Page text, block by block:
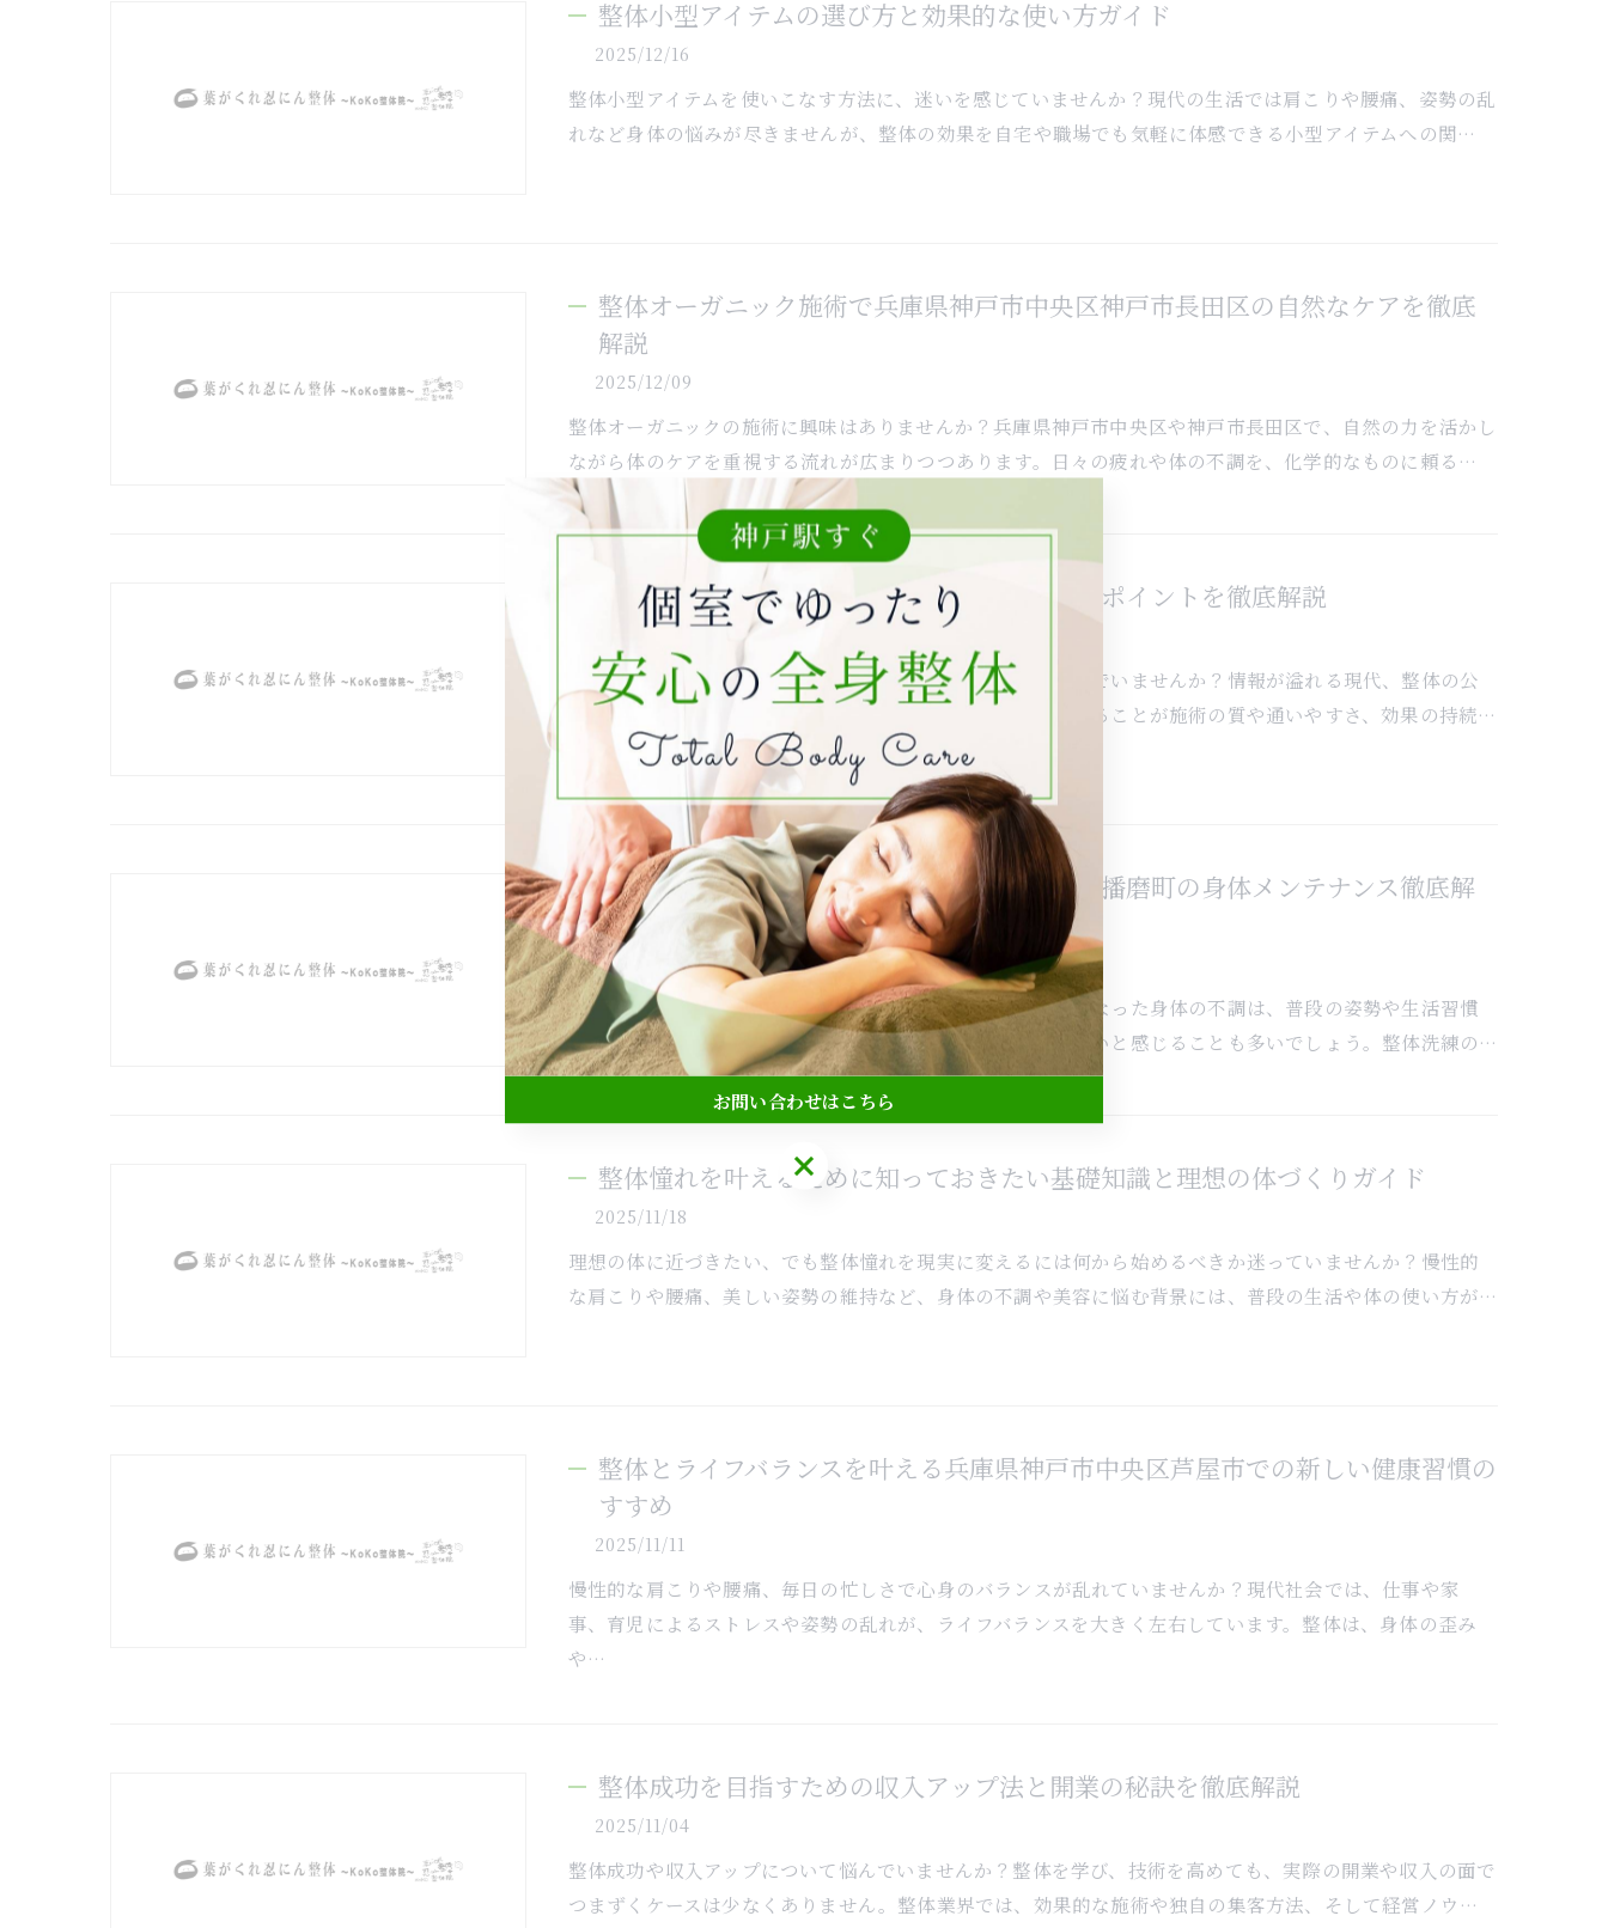
整体小型アイテムの選び方と効果的な使い方ガイド
2025/12/16
整体小型アイテムを使いこなす方法に、迷いを感じていませんか？現代の生活では肩こりや腰痛、姿勢の乱
れなど身体の悩みが尽きませんが、整体の効果を自宅や職場でも気軽に体感できる小型アイテムへの関…
整体オーガニック施術で兵庫県神戸市中央区神戸市長田区の自然なケアを徹底
解説
2025/12/09
整体オーガニックの施術に興味はありませんか？兵庫県神戸市中央区や神戸市長田区で、自然の力を活かし
ながら体のケアを重視する流れが広まりつつあります。日々の疲れや体の不調を、化学的なものに頼る…
整体口コミを見極めて信頼できる整体選びのポイントを徹底解説
2025/12/02
整体口コミを参考にして信頼できる整体選びをしたいと悩んでいませんか？情報が溢れる現代、整体の公
式ホームページだけでなく、口コミの内容や信頼性を見極めることが施術の質や通いやすさ、効果の持続…
整体洗練を極める兵庫県神戸市中央区加古郡播磨町の身体メンテナンス徹底解
説
2025/11/25
慢性的な肩こりや腰痛に悩まされていませんか？長年積み重なった身体の不調は、普段の姿勢や生活習慣
の影響が大きく、自己流のケアだけでは根本的な改善が難しいと感じることも多いでしょう。整体洗練の…
整体憧れを叶えるために知っておきたい基礎知識と理想の体づくりガイド
2025/11/18
理想の体に近づきたい、でも整体憧れを現実に変えるには何から始めるべきか迷っていませんか？慢性的
な肩こりや腰痛、美しい姿勢の維持など、身体の不調や美容に悩む背景には、普段の生活や体の使い方が…
整体とライフバランスを叶える兵庫県神戸市中央区芦屋市での新しい健康習慣の
すすめ
2025/11/11
慢性的な肩こりや腰痛、毎日の忙しさで心身のバランスが乱れていませんか？現代社会では、仕事や家
事、育児によるストレスや姿勢の乱れが、ライフバランスを大きく左右しています。整体は、身体の歪み
や…
整体成功を目指すための収入アップ法と開業の秘訣を徹底解説
2025/11/04
整体成功や収入アップについて悩んでいませんか？整体を学び、技術を高めても、実際の開業や収入の面で
つまずくケースは少なくありません。整体業界では、効果的な施術や独自の集客方法、そして経営ノウ…
お問い合わせはこちら
お問い合わせはこちら